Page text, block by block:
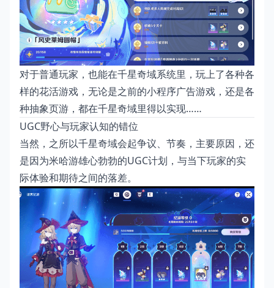
对于普通玩家，也能在千星奇域系统里，玩上了各种各
样的花活游戏，无论是之前的小程序广告游戏，还是各
种抽象页游，都在千星奇域里得以实现……
UGC野心与玩家认知的错位
当然，之所以千星奇域会起争议、节奏，主要原因，还
是因为米哈游雄心勃勃的UGC计划，与当下玩家的实
际体验和期待之间的落差。